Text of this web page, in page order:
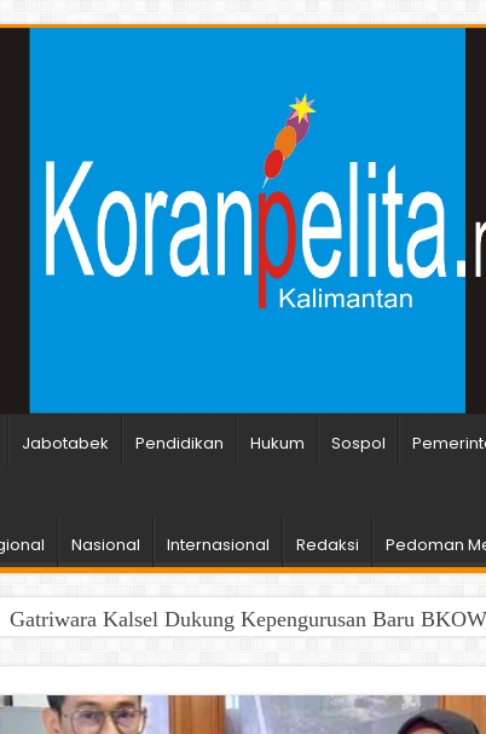
Jabotabek Pendidikan Hukum Sospol
Nasional Internasional Redaksi Pedoman
Gatriwara Kalsel Dukung Kepengurusan Baru